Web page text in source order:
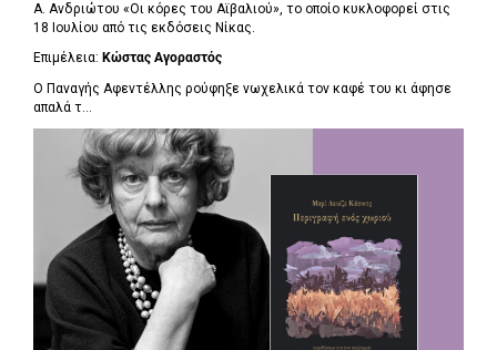
Α. Ανδριώτου «Οι κόρες του Αϊβαλιού», το οποίο κυκλοφορεί στις
18 Ιουλίου από τις εκδόσεις Νίκας.
Επιμέλεια: Κώστας Αγοραστός
Ο Παναγής Αφεντέλλης ρούφηξε νωχελικά τον καφέ του κι άφησε
απαλά τ...